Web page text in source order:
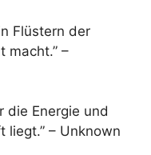
Flüstern der
macht.” –
die Energie und
– Unknown